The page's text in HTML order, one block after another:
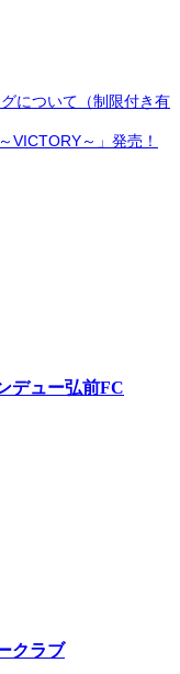
について（制限付き有
VICTORY～」発売！
デュー弘前FC
クラブ